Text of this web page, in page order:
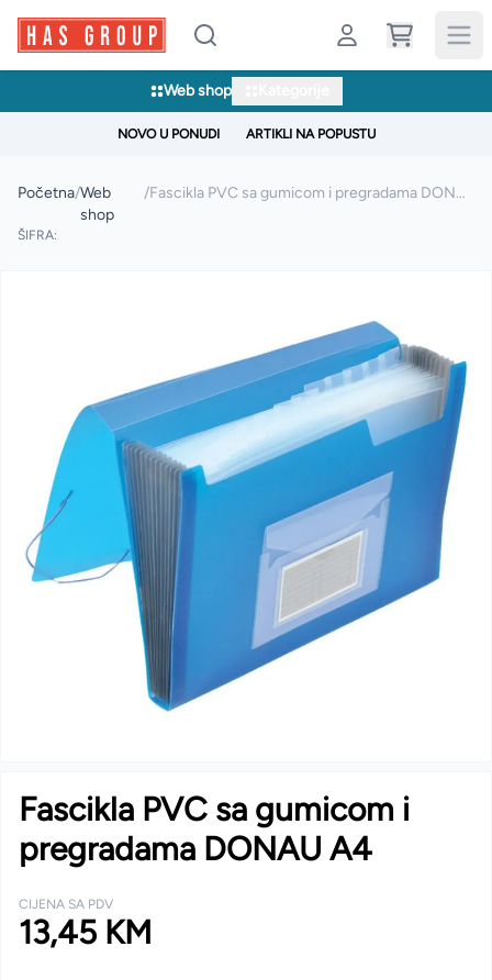
Web shop
NOVO U PONUDI ARTIKLI NA POPUSTU
Početna/Web
shop
/ Fascikla PVC sa gumicom i pregradama DONAU A4
ŠIFRA:
Fascikla PVC sa gumicom i
pregradama DONAU A4
CIJENA SA PDV
13,45 KM